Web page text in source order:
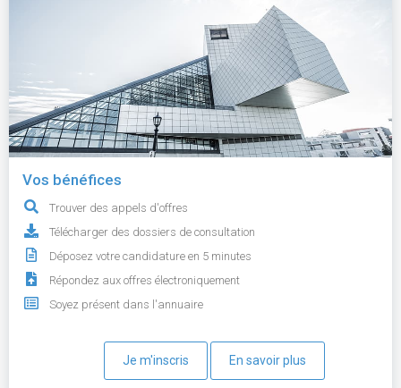
Vos bénéfices
Trouver des appels d'offres
Télécharger des dossiers de consultation
Déposez votre candidature en 5 minutes
Répondez aux offres électroniquement
Soyez présent dans l'annuaire
Je m'inscris En savoir plus